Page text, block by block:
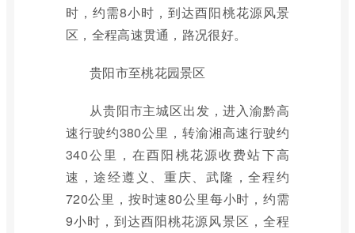
时，约需8小时，到达酉阳桃花源风景
区，全程高速贯通，路况很好。
贵阳市至桃花园景区
从贵阳市主城区出发，进入渝黔高
速行驶约380公里，转渝湘高速行驶约
340公里，在酉阳桃花源收费站下高
速，途经遵义、重庆、武隆，全程约
720公里，按时速80公里每小时，约需
9小时，到达酉阳桃花源风景区，全程